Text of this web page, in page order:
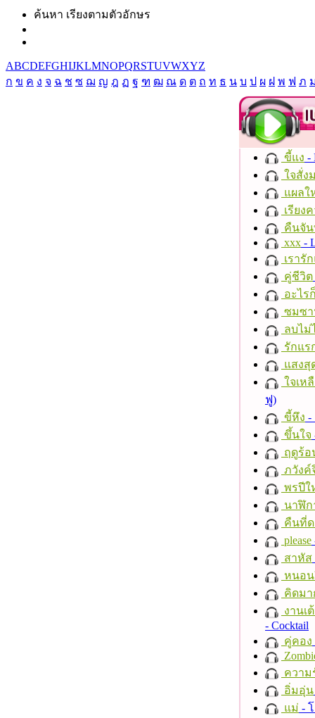
ค้นหา เรียงตามตัวอักษร
ABCDEFGHIJKLMNOPQRSTUVWXYZ
ก ข ค ง จ ฉ ช ซ ฌ ญ ฎ ฏ ฐ ฑ ฒ ณ ด ต ถ ท ธ น บ ป ผ ฝ พ ฟ ภ
ขี้แง -
ใจสั่ง
แผลใ
เรียง
คืนจั
xxx -
เรารั
คู่ชีวิต
อะไร
ซมซ
ลบไม่
รักแร
แสงสุ
ใจเห
ฟู)
ขี้หึง -
ขึ้นใจ
ฤดูร้อ
ภวังค์
พรปีใ
นาฬิก
คืนที่ด
please
สาหัส
หนอน
คิดมา
งานเ
- Cocktail
คู่คอง
ความ
อิ่มอุ่น
แม่ -